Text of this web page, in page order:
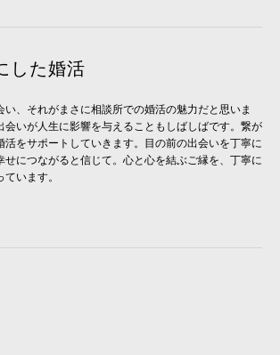
した婚活
い、それがまさに相談所での婚活の魅力だと思いま
会いが人生に影響を与えることもしばしばです。繋が
活をサポートしていきます。目の前の出会いを丁寧に
せにつながると信じて。心と心を結ぶご縁を、丁寧に
います。